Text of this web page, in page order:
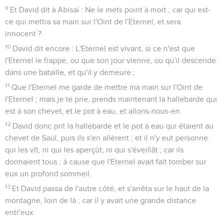
9 Et David dit à Abisaï : Ne le mets point à mort ; car qui est-
ce qui mettra sa main sur l'Oint de l'Eternel, et sera
innocent ?
10 David dit encore : L'Eternel est vivant, si ce n'est que
l'Eternel le frappe, ou que son jour vienne, ou qu'il descende
dans une bataille, et qu'il y demeure ;
11 Que l'Eternel me garde de mettre ma main sur l'Oint de
l'Eternel ; mais je te prie, prends maintenant la hallebarde qui
est à son chevet, et le pot à eau, et allons-nous-en.
12 David donc prit la hallebarde et le pot à eau qui étaient au
chevet de Saül, puis ils s'en allèrent ; et il n'y eut personne
qui les vît, ni qui les aperçût, ni qui s'éveillât ; car ils
dormaient tous ; à cause que l'Eternel avait fait tomber sur
eux un profond sommeil.
13 Et David passa de l'autre côté, et s'arrêta sur le haut de la
montagne, loin de là ; car il y avait une grande distance
entr'eux.